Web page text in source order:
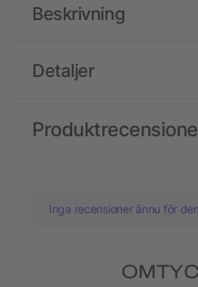
Detaljer
Beskrivning
Inga recensioner ännu för